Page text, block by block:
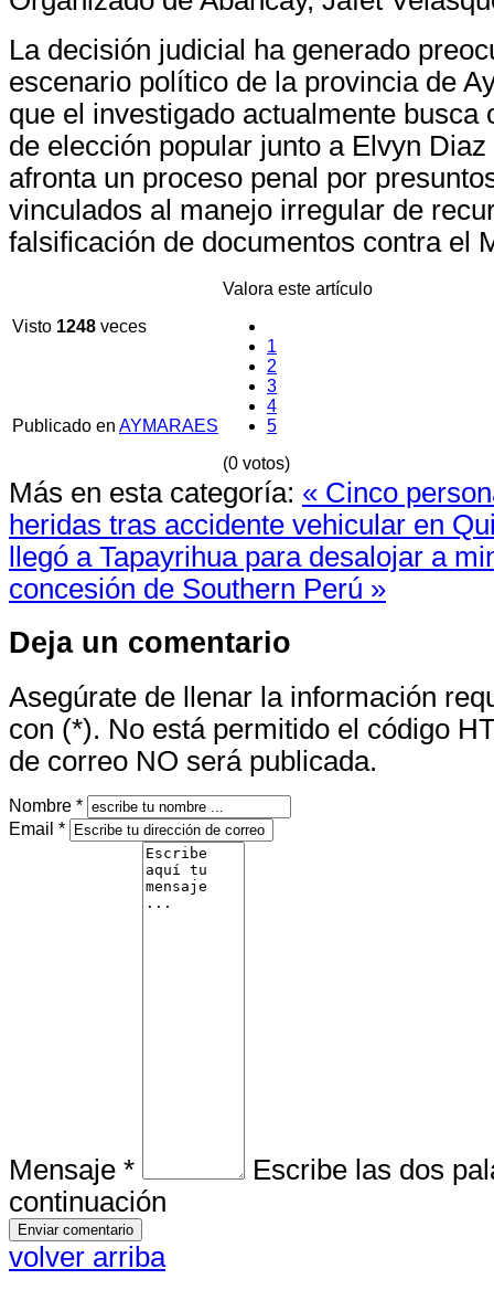
La decisión judicial ha generado
escenario político de la provincia de
que el investigado actualmente busca
de elección popular junto a Elvyn
afronta un proceso penal por
vinculados al manejo irregular de
falsificación de documentos contra el
Visto 1248 veces
Valora este artículo
1
2
3
4
5
(0 votos)
Publicado en AYMARAES
Más en esta categoría: « Cinco
heridas tras accidente vehicular en
llegó a Tapayrihua para desalojar a
concesión de Southern Perú »
Deja un comentario
Asegúrate de llenar la información
con (*). No está permitido el código
de correo NO será publicada.
Nombre *
Email *
Mensaje *
Escribe las dos
continuación
volver arriba